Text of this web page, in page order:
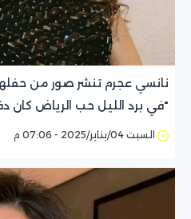
نانسي عجرم تنشر صور من
"في برد الليل حب الرياض كان
السبت 04/يناير/2025 - 07:06 م